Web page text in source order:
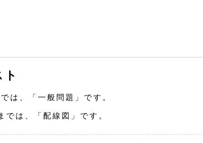
は、「一般問題」です。
は、「配線図」です。